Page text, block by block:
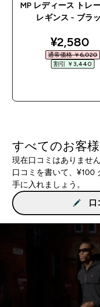
MP レディース トレ
レギンス - ブラ
¥2,580‎
通常価格 ￥6,020‎
割引 ￥3,440‎
すべてのお客
現在口コミはありません
口コミを書いて、¥100
手に入れましょう。
口